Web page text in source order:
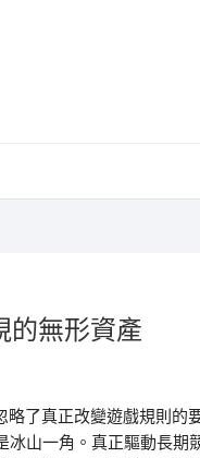
的無形資產
了真正改變遊戲規則
山一角。真正驅動長期